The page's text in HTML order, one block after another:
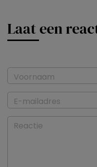
Laat een
Voornaam
E-mailadres
Reactie